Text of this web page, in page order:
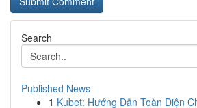
Search
Published News
1 Kubet: Hướng Dẫn Toàn Diện